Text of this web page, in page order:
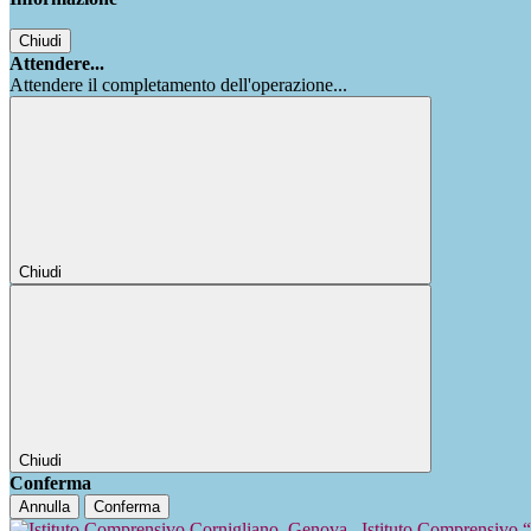
Chiudi
Attendere...
Attendere il completamento dell'operazione...
Chiudi
Chiudi
Conferma
Annulla Conferma